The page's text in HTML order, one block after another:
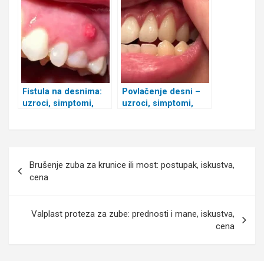
Fistula na desnima:
uzroci, simptomi,
Povlačenje desni –
uzroci, simptomi,
članka
Brušenje zuba za krunice ili most: postupak, iskustva,
cena
Valplast proteza za zube: prednosti i mane, iskustva,
cena